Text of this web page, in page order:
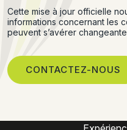
Cette mise à jour officielle
informations concernant les
peuvent s’avérer
CONTACTEZ-NOUS